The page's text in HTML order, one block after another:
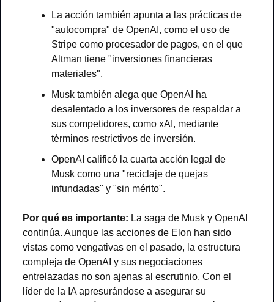
La acción también apunta a las prácticas de
"autocompra" de OpenAI, como el uso de
Stripe como procesador de pagos, en el que
Altman tiene "inversiones financieras
materiales".
Musk también alega que OpenAI ha
desalentado a los inversores de respaldar a
sus competidores, como xAI, mediante
términos restrictivos de inversión.
OpenAI calificó la cuarta acción legal de
Musk como una "reciclaje de quejas
infundadas" y "sin mérito".
Por qué es importante: La saga de Musk y OpenAI
continúa. Aunque las acciones de Elon han sido
vistas como vengativas en el pasado, la estructura
compleja de OpenAI y sus negociaciones
entrelazadas no son ajenas al escrutinio. Con el
líder de la IA apresurándose a asegurar su